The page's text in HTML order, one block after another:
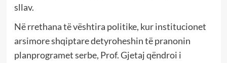
sllav.
Në rrethana të vështira politike, kur institucionet
arsimore shqiptare detyroheshin të pranonin
planprogramet serbe, Prof. Gjetaj qëndroi i